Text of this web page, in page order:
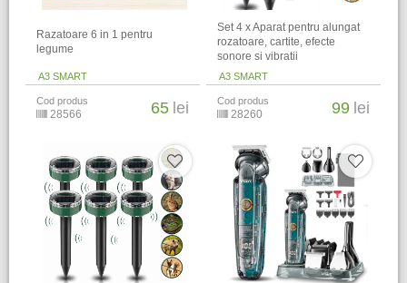
Razatoare 6 in 1 pentru
legume
A3 SMART
Cod produs
28566 65 lei
Set 4 x Aparat pentru alungat
rozatoare, cartite, efecte
sonore si vibratii
A3 SMART
Cod produs
28260 99 lei